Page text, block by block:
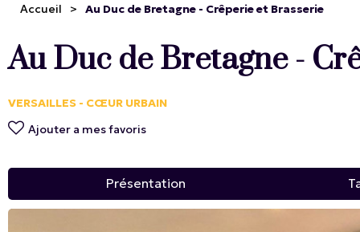
Accueil > Au Duc de Bretagne - Crêperie et Brasserie
Au Duc de Bretagne -
VERSAILLES - CŒUR URBAIN
Ajouter a mes favoris
Présentation